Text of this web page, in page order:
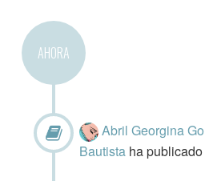
AHORA
Abril Georgina
Bautista ha publicado